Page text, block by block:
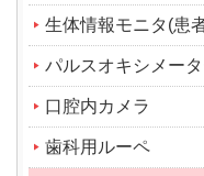
生体情報モニタ(患
パルスオキシメー
口腔内カメラ
歯科用ルーペ